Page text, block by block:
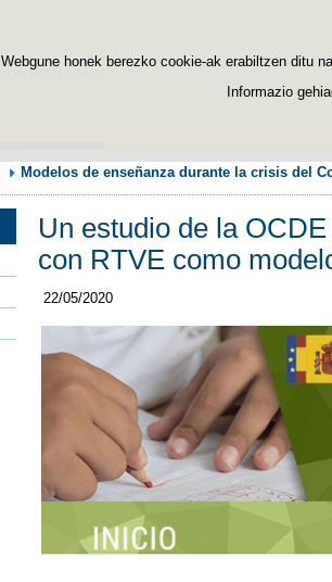
Webgune honek berezko cookie-ak erabiltzen ditu
Informazio
Modelos de enseñanza durante la crisis del
Un estudio de la
con RTVE como
22/05/2020